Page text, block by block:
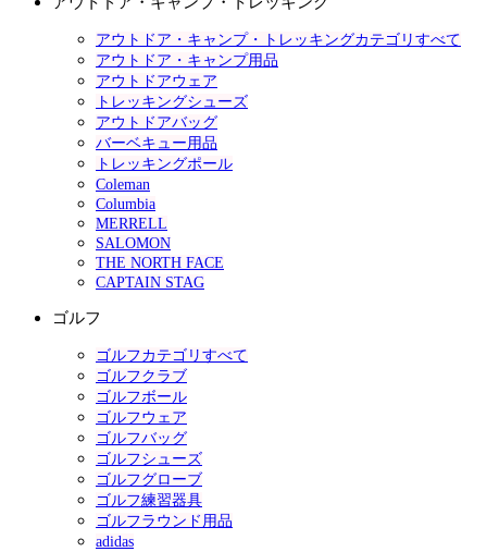
アウトドア・キャンプ・トレッキングカテゴリすべて
アウトドア・キャンプ用品
アウトドアウェア
トレッキングシューズ
アウトドアバッグ
バーベキュー用品
トレッキングポール
Coleman
Columbia
MERRELL
SALOMON
THE NORTH FACE
CAPTAIN STAG
ゴルフ
ゴルフカテゴリすべて
ゴルフクラブ
ゴルフボール
ゴルフウェア
ゴルフバッグ
ゴルフシューズ
ゴルフグローブ
ゴルフ練習器具
ゴルフラウンド用品
adidas